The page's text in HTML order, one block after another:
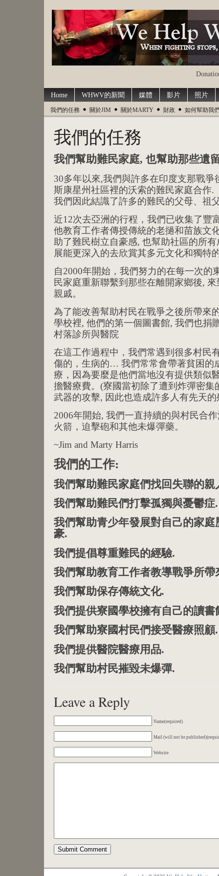
Home WHWV的新聞 媒體 影片 照片
我們的任務 關於JIM 關於MARTY 財政 如何幫助我
我們的任務
我們幫助難民家庭, 也幫助那些遺
30多年以來,我們與許多在印度支那戰
斯康星州社區裡的沃索的難民家庭合作
我們因此結識了許多的難民的父母、祖
近12次去亞洲的行程，我們已收集了豐
他教育工作者傳授傳統的老撾和苗族文
助了難民樹立自豪感, 也幫助社區的所
展能更深入的去欣賞其多元文化和獨特
自2000年開始，我們努力的在每一次的
民家庭重新聯繫到那些在離開家鄉後,
親戚。
為了能改善幫助村民在戰爭之後所帶來
學校裡, 他們的第一個圖書館, 我們也捐
村落診所與醫院
在這工作過程中，我們常遇到很多村民
傷的，生病的… 我們常常會帶著貧困的
療，因為要麼是他們當地沒有提供類似
擔醫療費。(寮國當初除了遭到炸彈密集
武器的攻擊, 因此也造成許多人有先天的
2006年開始, 我們一直持續的與村民合
火箭，迫擊砲和其他未爆彈藥。
~Jim and Marty Harris
我們的工作:
我們幫助難民家庭們找回失聯的親
我們幫助難民們打擊孤獨與憂鬱症.
我們幫助青少年發展對自己的家
豪.
我們提倡尊重難民的經驗.
我們幫助教育工作者教導戰爭所帶
我們幫助保存傳統文化.
我們提供寮國學校擁有自己的讀書
我們幫助寮國村民們接受醫療照顧.
我們提供醫院醫療用品.
我們幫助村民摧毀未爆彈.
Leave a Reply
Name(required)
Mail (will not be
Website